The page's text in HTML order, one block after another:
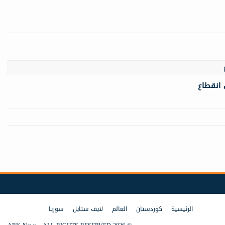
الرئيسية كوردستان العالم لايف ستايل
سوريا